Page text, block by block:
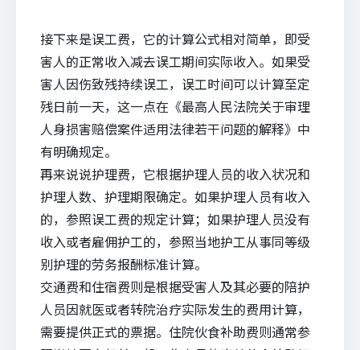
接下来是误工费，它的计算公式相对简单，即受
害人的正常收入减去误工期间实际收入。如果受
害人因伤致残持续误工，误工时间可以计算至定
残日前一天，这一点在《最高人民法院关于审理
人身损害赔偿案件适用法律若干问题的解释》中
有明确规定。
再来说说护理费，它根据护理人员的收入状况和
护理人数、护理期限确定。如果护理人员有收入
的，参照误工费的规定计算；如果护理人员没有
收入或者雇佣护工的，参照当地护工从事同等级
别护理的劳务报酬标准计算。
交通费和住宿费则是根据受害人及其必要的陪护
人员因就医或者转院治疗实际发生的费用计算，
需要提供正式的票据。住院伙食补助费则通常参